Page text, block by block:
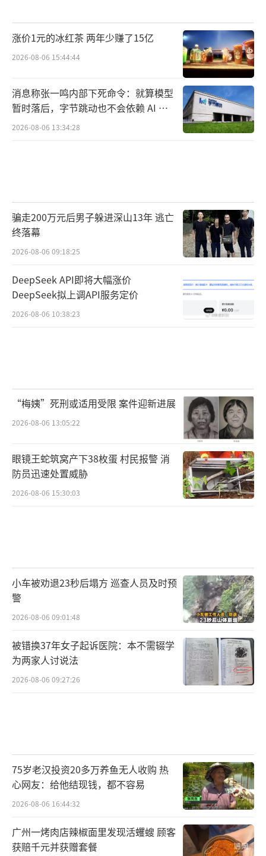
涨价1元的冰红茶 两年少赚了15亿
2026-08-06 15:44:44
消息称张一鸣内部下死命令：就算模型
暂时落后，字节跳动也不会依赖 AI 蒸
馏技术
2026-08-06 13:34:28
骗走200万元后男子躲进深山13年 逃亡
终落幕
2026-08-06 09:18:25
DeepSeek API即将大幅涨价
DeepSeek拟上调API服务定价
2026-08-06 10:38:23
“梅姨”死刑或适用受限 案件迎新进展
2026-08-06 13:05:22
眼镜王蛇筑窝产下38枚蛋 村民报警 消
防员迅速处置威胁
2026-08-06 15:30:03
小车被劝退23秒后塌方 巡查人员及时预
警
2026-08-06 09:01:48
被错换37年女子起诉医院：本不需辍学
为两家人讨说法
2026-08-06 09:27:26
75岁老汉投资20多万养鱼无人收购 热
心网友：给他结现钱，都不容易
2026-08-06 16:44:32
广州一烤肉店辣椒面里发现活蠼螋 顾客
获赔千元并获赠套餐